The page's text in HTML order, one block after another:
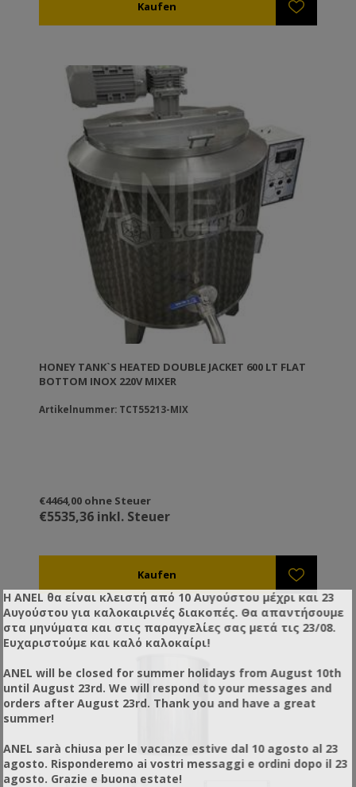
HONEY TANK`S HEATED DOUBLE JACKET 600 LT FLAT
BOTTOM INOX 220V MIXER
Artikelnummer: TCT55213-MIX
€4464,00 ohne Steuer
€5535,36 inkl. Steuer
Η ANEL θα είναι κλειστή από 10 Αυγούστου μέχρι και 23
Αυγούστου για καλοκαιρινές διακοπές. Θα απαντήσουμε
στα μηνύματα και στις παραγγελίες σας μετά τις 23/08.
Ευχαριστούμε και καλό καλοκαίρι!
ANEL will be closed for summer holidays from August 10th
until August 23rd. We will respond to your messages and
orders after August 23rd. Thank you and have a great
summer!
ANEL sarà chiusa per le vacanze estive dal 10 agosto al 23
agosto. Risponderemo ai vostri messaggi e ordini dopo il 23
agosto. Grazie e buona estate!